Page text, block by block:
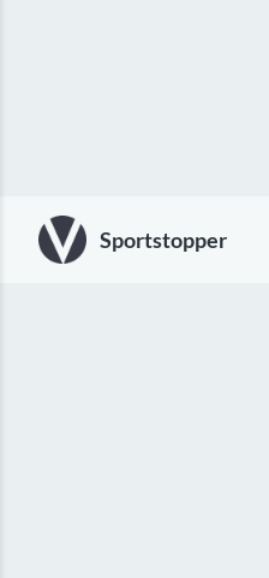
Sportstopper